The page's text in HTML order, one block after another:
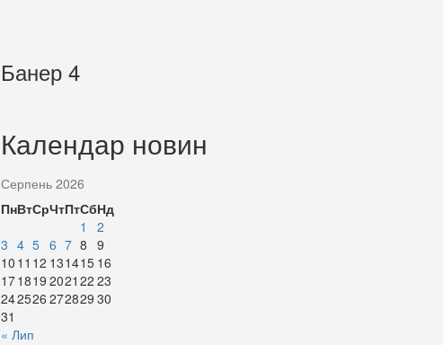
Банер 4
Календар новин
Серпень 2026
ПнВтСрЧтПтСбНд
1
2
3 4 5 6 7 8 9
10 11 12 131415 16
171819 2021 22 23
242526 272829 30
31
« Лип